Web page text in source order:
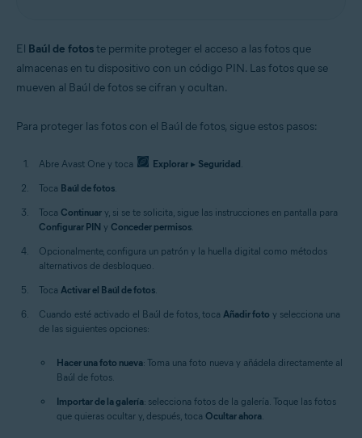
El Baúl de fotoste permite proteger el acceso a las fotos que
almacenas en tu dispositivo con un código PIN. Las fotos que se
mueven al Baúl de fotos se cifran y ocultan.
Para proteger las fotos con el Baúl de fotos, sigue estos pasos:
Abre Avast One y toca Explorar ▸ Seguridad.
Toca Baúl de fotos.
Toca Continuar y, si se te solicita, sigue las instrucciones en pantalla para
Configurar PIN y Conceder permisos.
Opcionalmente, configura un patrón y la huella digital como métodos
alternativos de desbloqueo.
Toca Activar el Baúl de fotos.
Cuando esté activado el Baúl de fotos, toca Añadir foto y selecciona una
de las siguientes opciones:
Hacer una foto nueva: Toma una foto nueva y añádela directamente al
Baúl de fotos.
Importar de la galería: selecciona fotos de la galería. Toque las fotos
que quieras ocultar y, después, toca Ocultar ahora.